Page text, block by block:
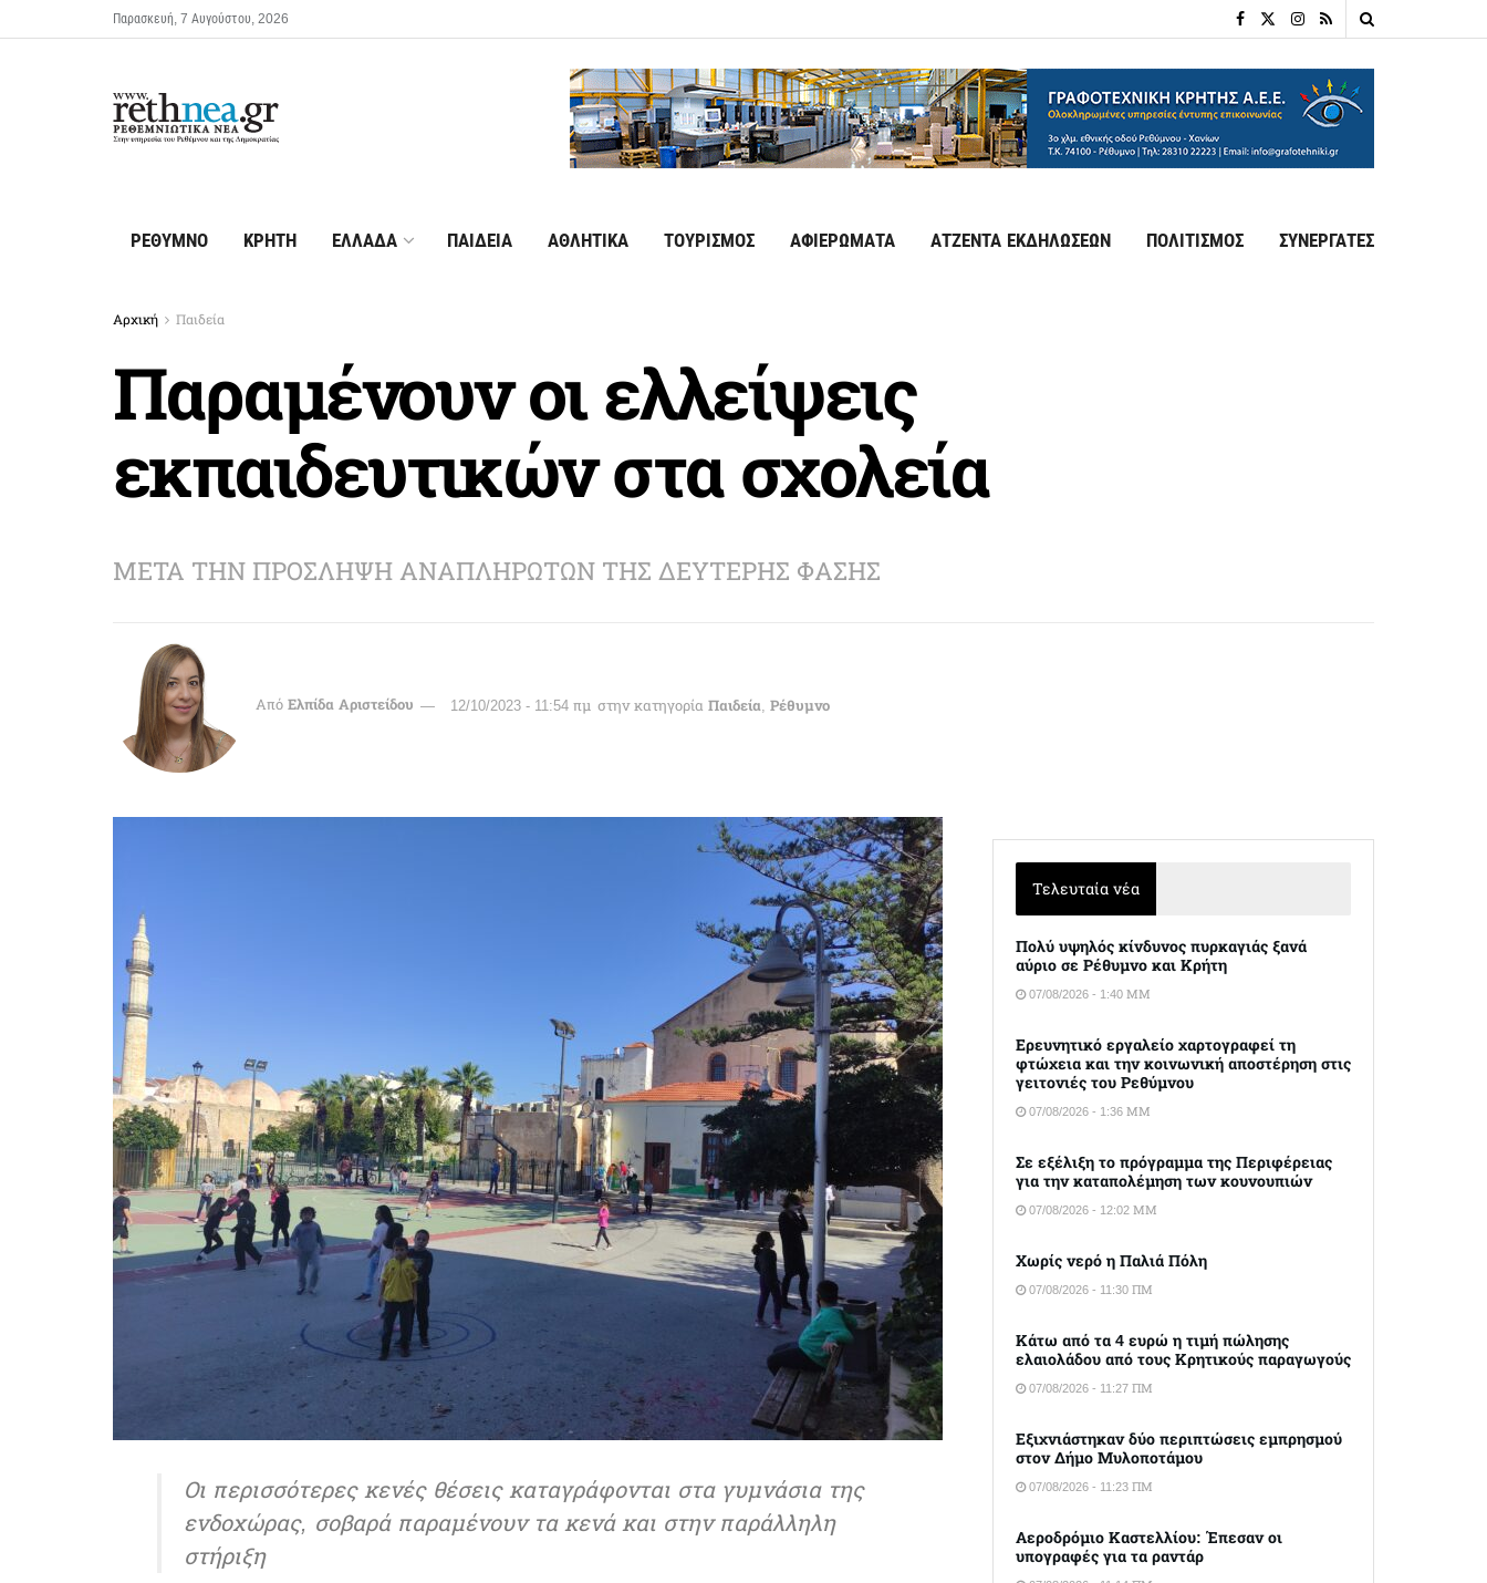
Παρασκευή, 7 Αυγούστου, 2026
ΡΕΘΥΜΝΟ ΚΡΗΤΗ ΕΛΛΑΔΑ ΠΑΙΔΕΙΑ ΑΘΛΗΤΙΚΑ ΤΟΥΡΙΣΜΟΣ ΑΦΙΕΡΩΜΑΤΑ ΑΤΖΕΝΤΑ ΕΚΔΗΛΩΣΕΩΝ ΠΟΛΙΤΙΣΜΟΣ ΣΥΝΕΡΓΑΤΕΣ
Αρχική Παιδεία
Παραμένουν οι ελλείψεις
εκπαιδευτικών στα σχολεία
ΜΕΤΑ ΤΗΝ ΠΡΟΣΛΗΨΗ ΑΝΑΠΛΗΡΩΤΩΝ ΤΗΣ ΔΕΥΤΕΡΗΣ ΦΑΣΗΣ
Από Ελπίδα Αριστείδου 12/10/2023 - 11:54 πμ στην κατηγορία Παιδεία Ρέθυμνο
Οι περισσότερες κενές θέσεις καταγράφονται στα γυμνάσια της
ενδοχώρας, σοβαρά παραμένουν τα κενά και στην παράλληλη
στήριξη
Τελευταία νέα
Πολύ υψηλός κίνδυνος πυρκαγιάς ξανά
αύριο σε Ρέθυμνο και Κρήτη
07/08/2026 - 1:40 ΜΜ
Ερευνητικό εργαλείο χαρτογραφεί τη
φτώχεια και την κοινωνική αποστέρηση στις
γειτονιές του Ρεθύμνου
07/08/2026 - 1:36 ΜΜ
Σε εξέλιξη το πρόγραμμα της Περιφέρειας
για την καταπολέμηση των κουνουπιών
07/08/2026 - 12:02 ΜΜ
Χωρίς νερό η Παλιά Πόλη
07/08/2026 - 11:30 ΠΜ
Κάτω από τα 4 ευρώ η τιμή πώλησης
ελαιολάδου από τους Κρητικούς παραγωγούς
07/08/2026 - 11:27 ΠΜ
Εξιχνιάστηκαν δύο περιπτώσεις εμπρησμού
στον Δήμο Μυλοποτάμου
07/08/2026 - 11:23 ΠΜ
Αεροδρόμιο Καστελλίου: Έπεσαν οι
υπογραφές για τα ραντάρ